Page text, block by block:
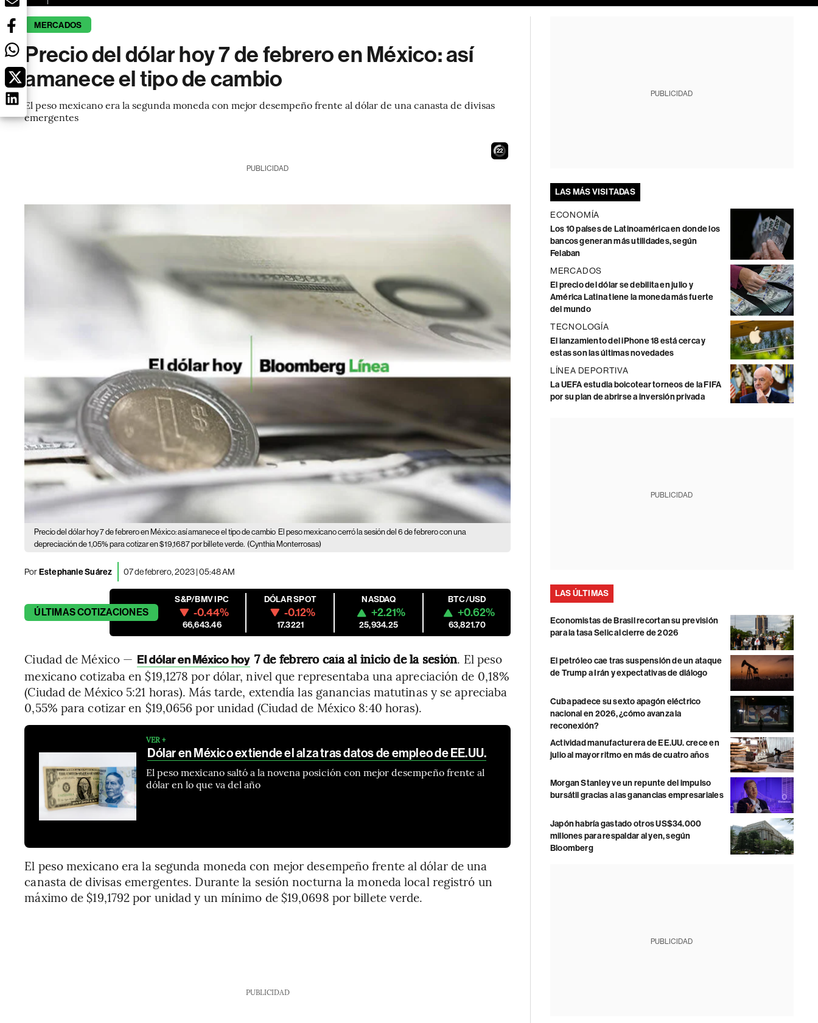
MERCADOS
Precio del dólar hoy 7 de febrero en México: así
amanece el tipo de cambio
El peso mexicano era la segunda moneda con mejor desempeño frente al dólar de una canasta de divisas
emergentes
21
PUBLICIDAD
Precio del dólar hoy 7 de febrero en México: así amanece el tipo de cambio El peso mexicano cerró la sesión del 6 de febrero con una
depreciación de 1,05% para cotizar en $19,1687 por billete verde. (Cynthia Monterrosas)
PorEstephanie Suárez 07 de febrero, 2023 | 05:48 AM
ÚLTIMASCOTIZACIONES
S&P/BMV IPC
-0.44%
66,643.46
DÓLAR SPOT
-0.12%
17.3221
NASDAQ
+2.21%
25,934.25
BTC/USD
+0.62%
63,821.70
Ciudad de México — El dólar en México hoy 7 de febrero caía al inicio de la sesión. El peso
mexicano cotizaba en $19,1278 por dólar, nivel que representaba una apreciación de 0,18%
(Ciudad de México 5:21 horas). Más tarde, extendía las ganancias matutinas y se apreciaba
0,55% para cotizar en $19,0656 por unidad (Ciudad de México 8:40 horas).
VER +
Dólar en México extiende el alza tras datos de empleo de EE.UU.
El peso mexicano saltó a la novena posición con mejor desempeño frente al
dólar en lo que va del año
El peso mexicano era la segunda moneda con mejor desempeño frente al dólar de una
canasta de divisas emergentes. Durante la sesión nocturna la moneda local registró un
máximo de $19,1792 por unidad y un mínimo de $19,0698 por billete verde.
PUBLICIDAD
PUBLICIDAD
LAS MÁS VISITADAS
ECONOMÍA
Los 10 países de Latinoamérica en donde los
bancos generan más utilidades, según
Felaban
MERCADOS
El precio del dólar se debilita en julio y
América Latina tiene la moneda más fuerte
del mundo
TECNOLOGÍA
El lanzamiento del iPhone 18 está cerca y
estas son las últimas novedades
LÍNEA DEPORTIVA
La UEFA estudia boicotear torneos de la FIFA
por su plan de abrirse a inversión privada
PUBLICIDAD
LAS ÚLTIMAS
Economistas de Brasil recortan su previsión
para la tasa Selic al cierre de 2026
El petróleo cae tras suspensión de un ataque
de Trump a Irán y expectativas de diálogo
Cuba padece su sexto apagón eléctrico
nacional en 2026, ¿cómo avanza la
reconexión?
Actividad manufacturera de EE.UU. crece en
julio al mayor ritmo en más de cuatro años
Morgan Stanley ve un repunte del impulso
bursátil gracias a las ganancias empresariales
Japón habría gastado otros US$34.000
millones para respaldar al yen, según
Bloomberg
PUBLICIDAD